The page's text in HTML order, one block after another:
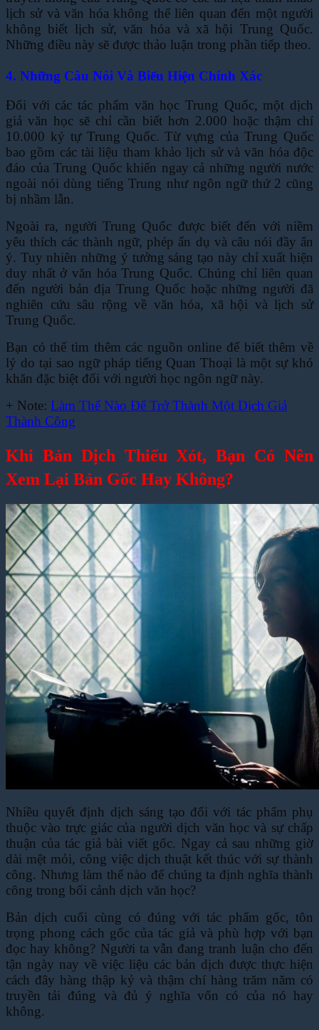
lịch sử và văn hóa không thể liên quan đến một người
không biết lịch sử, văn hóa và xã hội Trung Quốc.
Những điều này sẽ được thảo luận trong phần tiếp theo.
4. Những Câu Nói Và Biểu Hiện Chính Xác
Đối với các tác phẩm văn học Trung Quốc, một dịch
giả văn học sẽ chỉ cần biết hơn 2.000 hoặc thậm chí
10.000 ký tự Trung Quốc. Từ vựng của Trung Quốc
bao gồm các tài liệu tham khảo lịch sử và văn hóa độc
đáo của Trung Quốc khiến ngay cả những người nước
ngoài nói dùng tiếng Trung như ngôn ngữ thứ 2 cũng
bị nhầm lẫn.
Ngoài ra, người Trung Quốc được biết đến với niềm
yêu thích các thành ngữ, phép ẩn dụ và câu nói đầy ẩn
ý. Tuy nhiên những ý tưởng sáng tạo này chỉ xuất hiện
duy nhất ở văn hóa Trung Quốc. Chúng chỉ liên quan
đến người bản địa Trung Quốc hoặc những người đã
nghiên cứu sâu rộng về văn hóa, xã hội và lịch sử
Trung Quốc.
Bạn có thể tìm thêm các nguồn online để biết thêm về
lý do tại sao ngữ pháp tiếng Quan Thoại là một sự khó
khăn đặc biệt đối với người học ngôn ngữ này.
+ Note: Làm Thế Nào Để Trở Thành Một Dịch Giả
Thành Công
Khi Bản Dịch Thiếu Xót, Bạn Có Nên
Xem Lại Bản Gốc Hay Không?
Nhiều quyết định dịch sáng tạo đối với tác phẩm phụ
thuộc vào trực giác của người dịch văn học và sự chấp
thuận của tác giả bài viết gốc. Ngay cả sau những giờ
dài mệt mỏi, công việc dịch thuật kết thúc với sự thành
công. Nhưng làm thế nào để chúng ta định nghĩa thành
công trong bối cảnh dịch văn học?
Bản dịch cuối cùng có đúng với tác phẩm gốc, tôn
trọng phong cách gốc của tác giả và phù hợp với bạn
đọc hay không? Người ta vẫn đang tranh luận cho đến
tận ngày nay về việc liệu các bản dịch được thực hiện
cách đây hàng thập kỷ và thậm chí hàng trăm năm có
truyền tải đúng và đủ ý nghĩa vốn có của nó hay
không.